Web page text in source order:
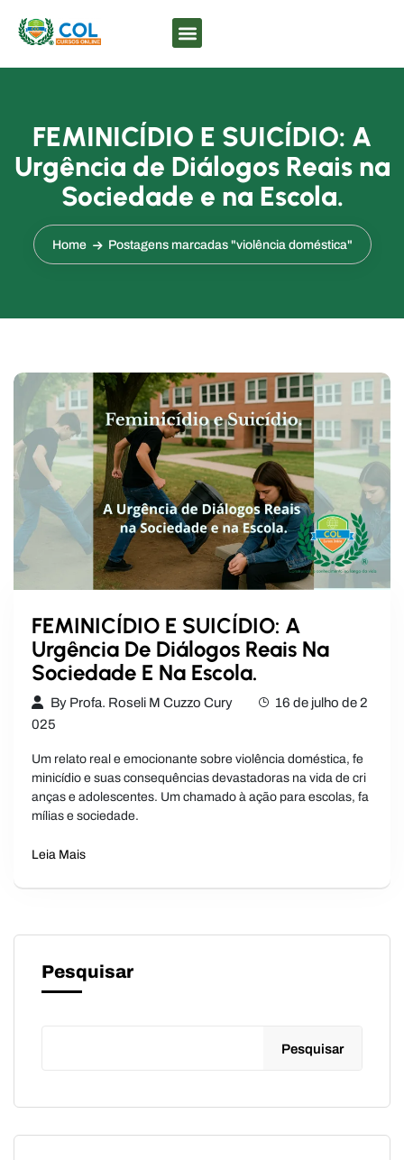
FEMINICÍDIO E SUICÍDIO: A
Urgência de Diálogos Reais na
Sociedade e na Escola.
Home Postagens marcadas "violência doméstica"
FEMINICÍDIO E SUICÍDIO: A
Urgência De Diálogos Reais Na
Sociedade E Na Escola.
By Profa. Roseli M Cuzzo Cury
16 de julho de 2
025
Um relato real e emocionante sobre violência doméstica, fe
minicídio e suas consequências devastadoras na vida de cri
anças e adolescentes. Um chamado à ação para escolas, fa
mílias e sociedade.
Leia Mais
Pesquisar
Pesquisar